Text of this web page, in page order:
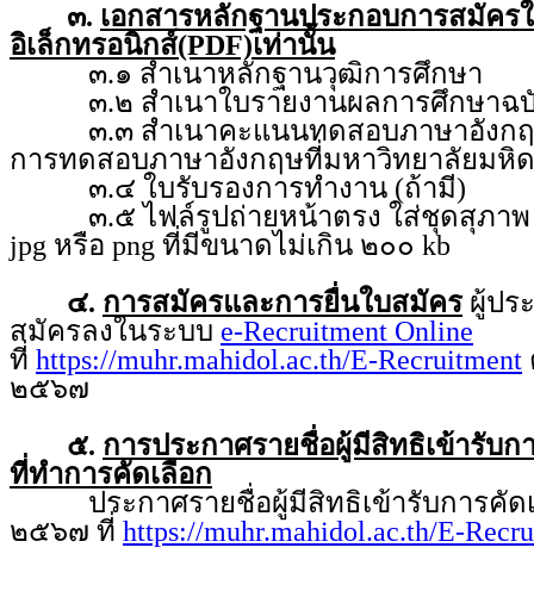
๓. เอกสารหลักฐานประกอบการสมัค
อิเล็กทรอนิกส์(PDF)เท่านั้น
๓.๑ สำเนาหลักฐานวุฒิการศึกษา
๓.๒ สำเนาใบรายงานผลการศึกษาฉ
๓.๓ สำเนาคะแนนทดสอบภาษาอังกฤ
การทดสอบภาษาอังกฤษที่มหาวิทยาลัยมหิ
๓.๔ ใบรับรองการทำงาน (ถ้ามี)
๓.๕ ไฟล์รูปถ่ายหน้าตรง ใส่ชุดสุภาพ ถ่
jpg หรือ png ที่มีขนาดไม่เกิน ๒๐๐ kb
๔. การสมัครและการยื่นใบสมัครผู้ปร
สมัครลงในระบบ e-Recruitment Online
ที่ https://muhr.mahidol.ac.th/E-Recruitment
๒๕๖๗
๕. การประกาศรายชื่อผู้มีสิทธิเข้ารับก
ที่ทำการคัดเลือก
ประกาศรายชื่อผู้มีสิทธิเข้ารับการคัดเ
๒๕๖๗ ที่ https://muhr.mahidol.ac.th/E-